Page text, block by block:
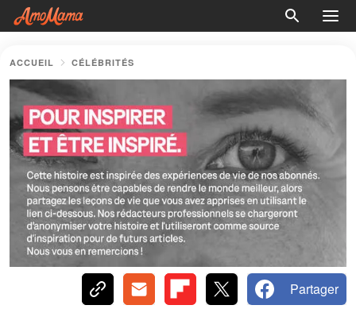
ACCUEIL CÉLÉBRITÉS
Partager